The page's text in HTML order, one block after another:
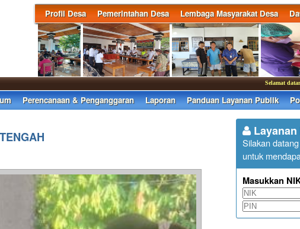
Profil Desa Pemerintahan Desa Lembaga Masyarakat Desa
Selamat datang
Perencanaan & Penganggaran Laporan Panduan Layanan Publik
Silakan
untuk
Masukkan